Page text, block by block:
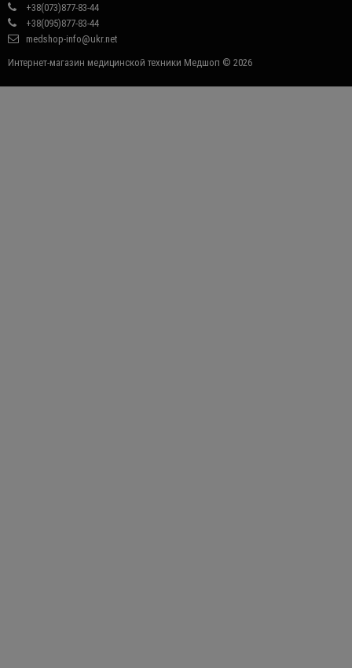
+38(073)877-83-44
+38(095)877-83-44
medshop-info@ukr.net
Интернет-магазин медицинской техники Медшоп © 2026